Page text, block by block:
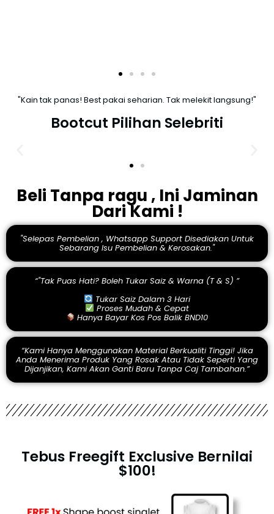
"Kain tak panas! Best pakai seharian. Tak melekit langsung!"
Bootcut Pilihan Selebriti
Beli Tanpa ragu , Ini Jaminan
Dari Kami !
"Selepas Pembelian , Whatsapp Support Disediakan Untuk
Sebarang Isu Pembelian & Kerosakan."
“"Tak Puas Hati? Boleh Tukar Saiz & Warna (T & S) ”
Tukar Saiz Dalam 3 Hari
Proses Mudah & Cepat
Hanya Bayar Kos Pos Balik BND10
“Kami Hanya Menggunakan Material Berkualiti Tinggi! Jika
Anda Menerima Produk Yang Rosak Atau Tidak Seperti Yang
Dijanjikan, Kami Akan Ganti Baru Tanpa Caj Tambahan.”
Tebus Freegift Exclusive Bernilai
$100!